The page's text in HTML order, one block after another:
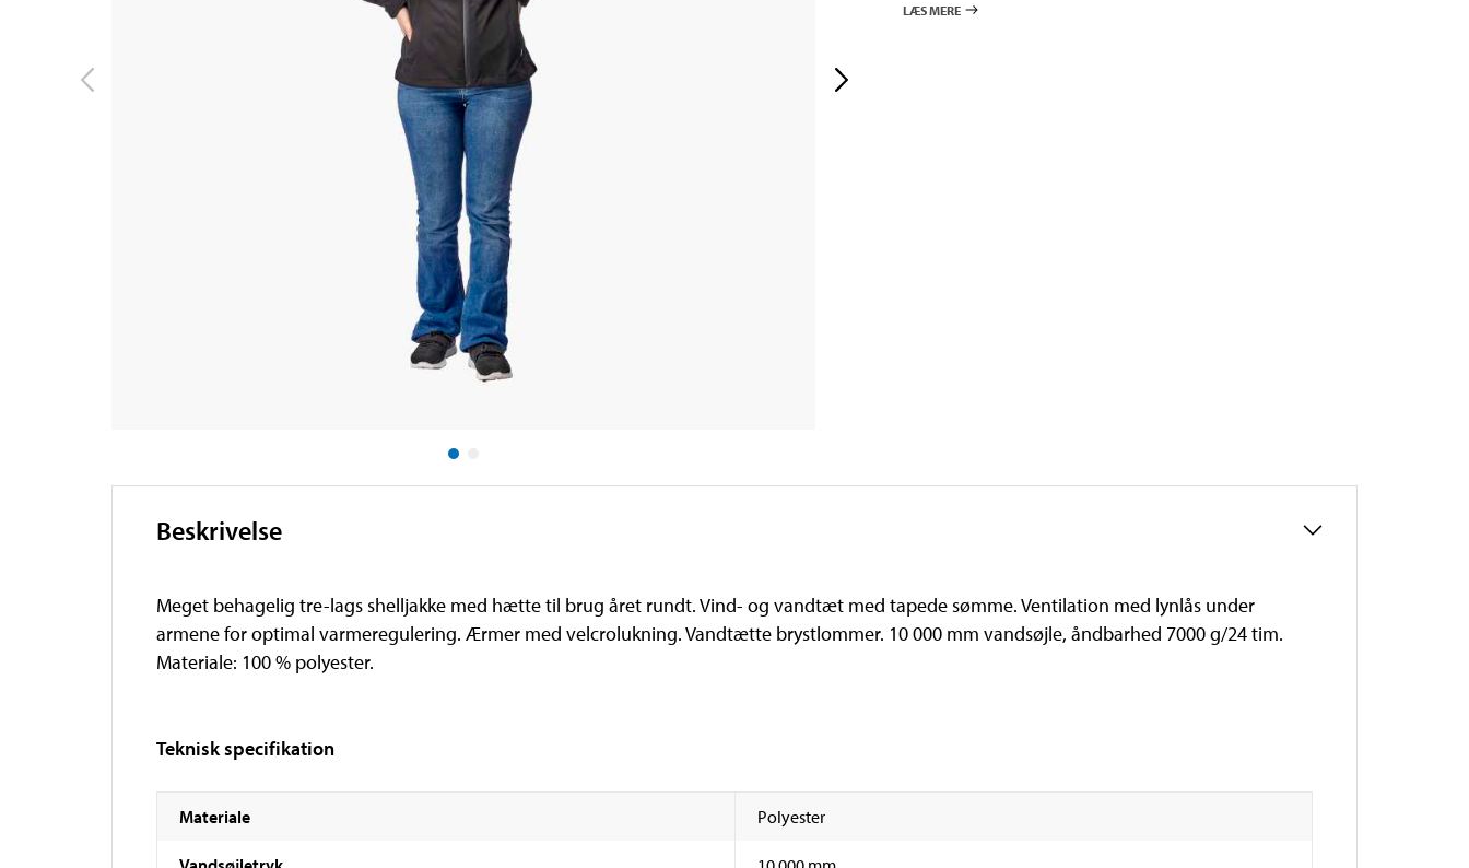
LÆS MERE
Beskrivelse
Meget behagelig tre-lags shelljakke med hætte til brug året rundt. Vind- og vandtæt med tapede sømme. Ventilation med lynlås under
armene for optimal varmeregulering. Ærmer med velcrolukning. Vandtætte brystlommer. 10 000 mm vandsøjle, åndbarhed 7000 g/24 tim.
Materiale: 100 % polyester.
Teknisk specifikation
Materiale Polyester